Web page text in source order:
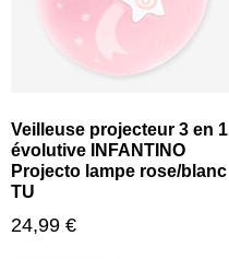
Veilleuse projecteur 3 en 1
évolutive INFANTINO
Projecto lampe rose/blanc
TU
24,99 €